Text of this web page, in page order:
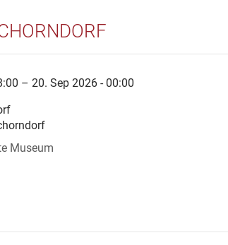
– 20. Sep 2026 - 00:00
Museum